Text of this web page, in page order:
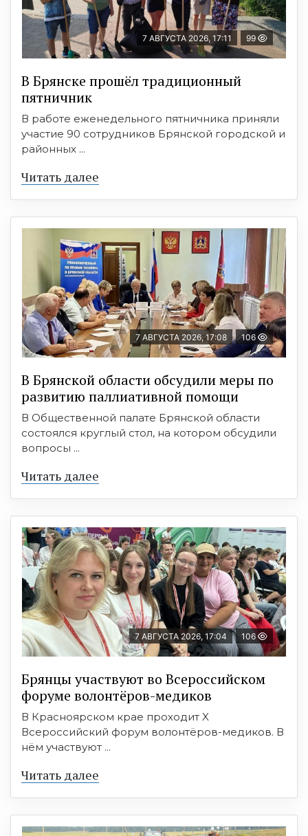
7 АВГУСТА 2026, 17:11 99
В Брянске прошёл традиционный
пятничник
В работе еженедельного пятничника приняли
участие 90 сотрудников Брянской городской и
районных ...
Читать далее
7 АВГУСТА 2026, 17:08 106
В Брянской области обсудили меры по
развитию паллиативной помощи
В Общественной палате Брянской области
состоялся круглый стол, на котором обсудили
вопросы ...
Читать далее
7 АВГУСТА 2026, 17:04 106
Брянцы участвуют во Всероссийском
форуме волонтёров-медиков
В Красноярском крае проходит X
Всероссийский форум волонтёров-медиков. В
нём участвуют ...
Читать далее